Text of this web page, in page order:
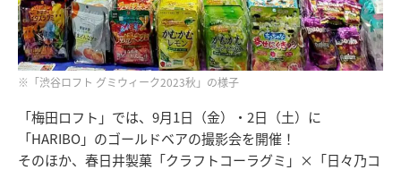
※「渋谷ロフト グミウィーク2023秋」の様子
「梅田ロフト」では、9月1日（金）・2日（土）に
「HARIBO」のゴールドベアの撮影会を開催！
そのほか、春日井製菓「クラフトコーラグミ」×「日々乃コ